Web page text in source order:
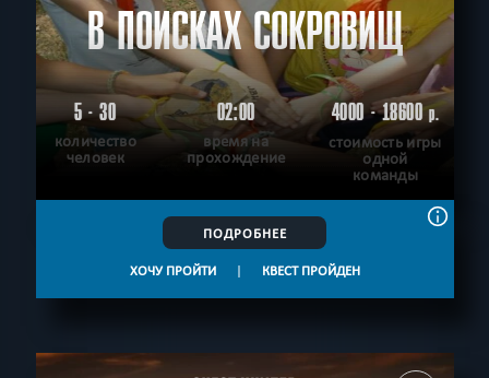
В ПОИСКАХ СОКРОВИЩ
5 - 30
количество
человек
02:00
время на
прохождение
4000 - 18600р.
стоимость игры
одной
команды
ПОДРОБНЕЕ
ХОЧУ ПРОЙТИ | КВЕСТ ПРОЙДЕН